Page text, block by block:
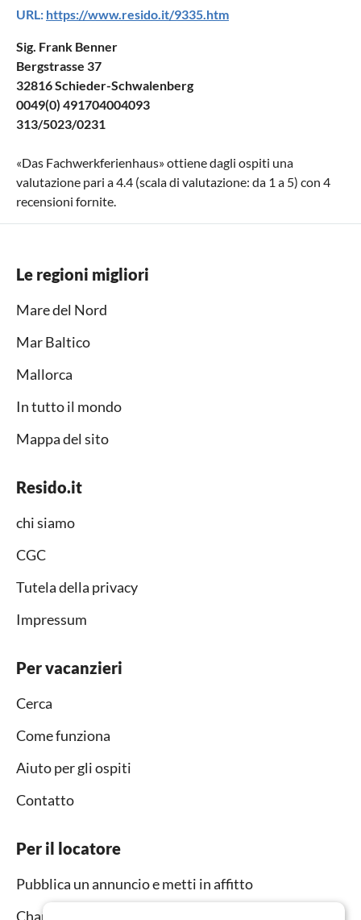
URL: https://www.resido.it/9335.htm
Sig. Frank Benner
Bergstrasse 37
32816 Schieder-Schwalenberg
0049(0) 491704004093
313/5023/0231
«Das Fachwerkferienhaus» ottiene dagli ospiti una
valutazione pari a4.4 (scala di valutazione: da 1 a 5) con 4
recensioni fornite.
Le regioni migliori
Mare del Nord
Mar Baltico
Mallorca
In tutto il mondo
Mappa del sito
Resido.it
chi siamo
CGC
Tutela della privacy
Impressum
Per vacanzieri
Cerca
Come funziona
Aiuto per gli ospiti
Contatto
Per il locatore
Pubblica un annuncio e metti in affitto
Channel Manager